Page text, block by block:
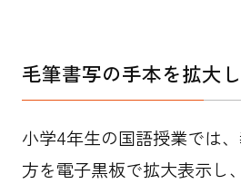
毛筆書写の手本を拡大
小学4年生の国語授業では
方を電子黒板で拡大表示し